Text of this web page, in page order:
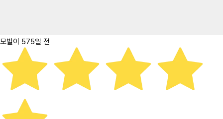
모빌이 575일 전